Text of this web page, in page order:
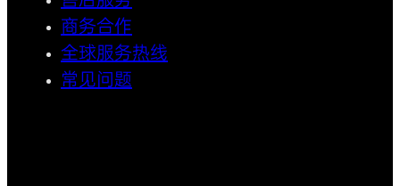
商务合作
全球服务热线
常见问题